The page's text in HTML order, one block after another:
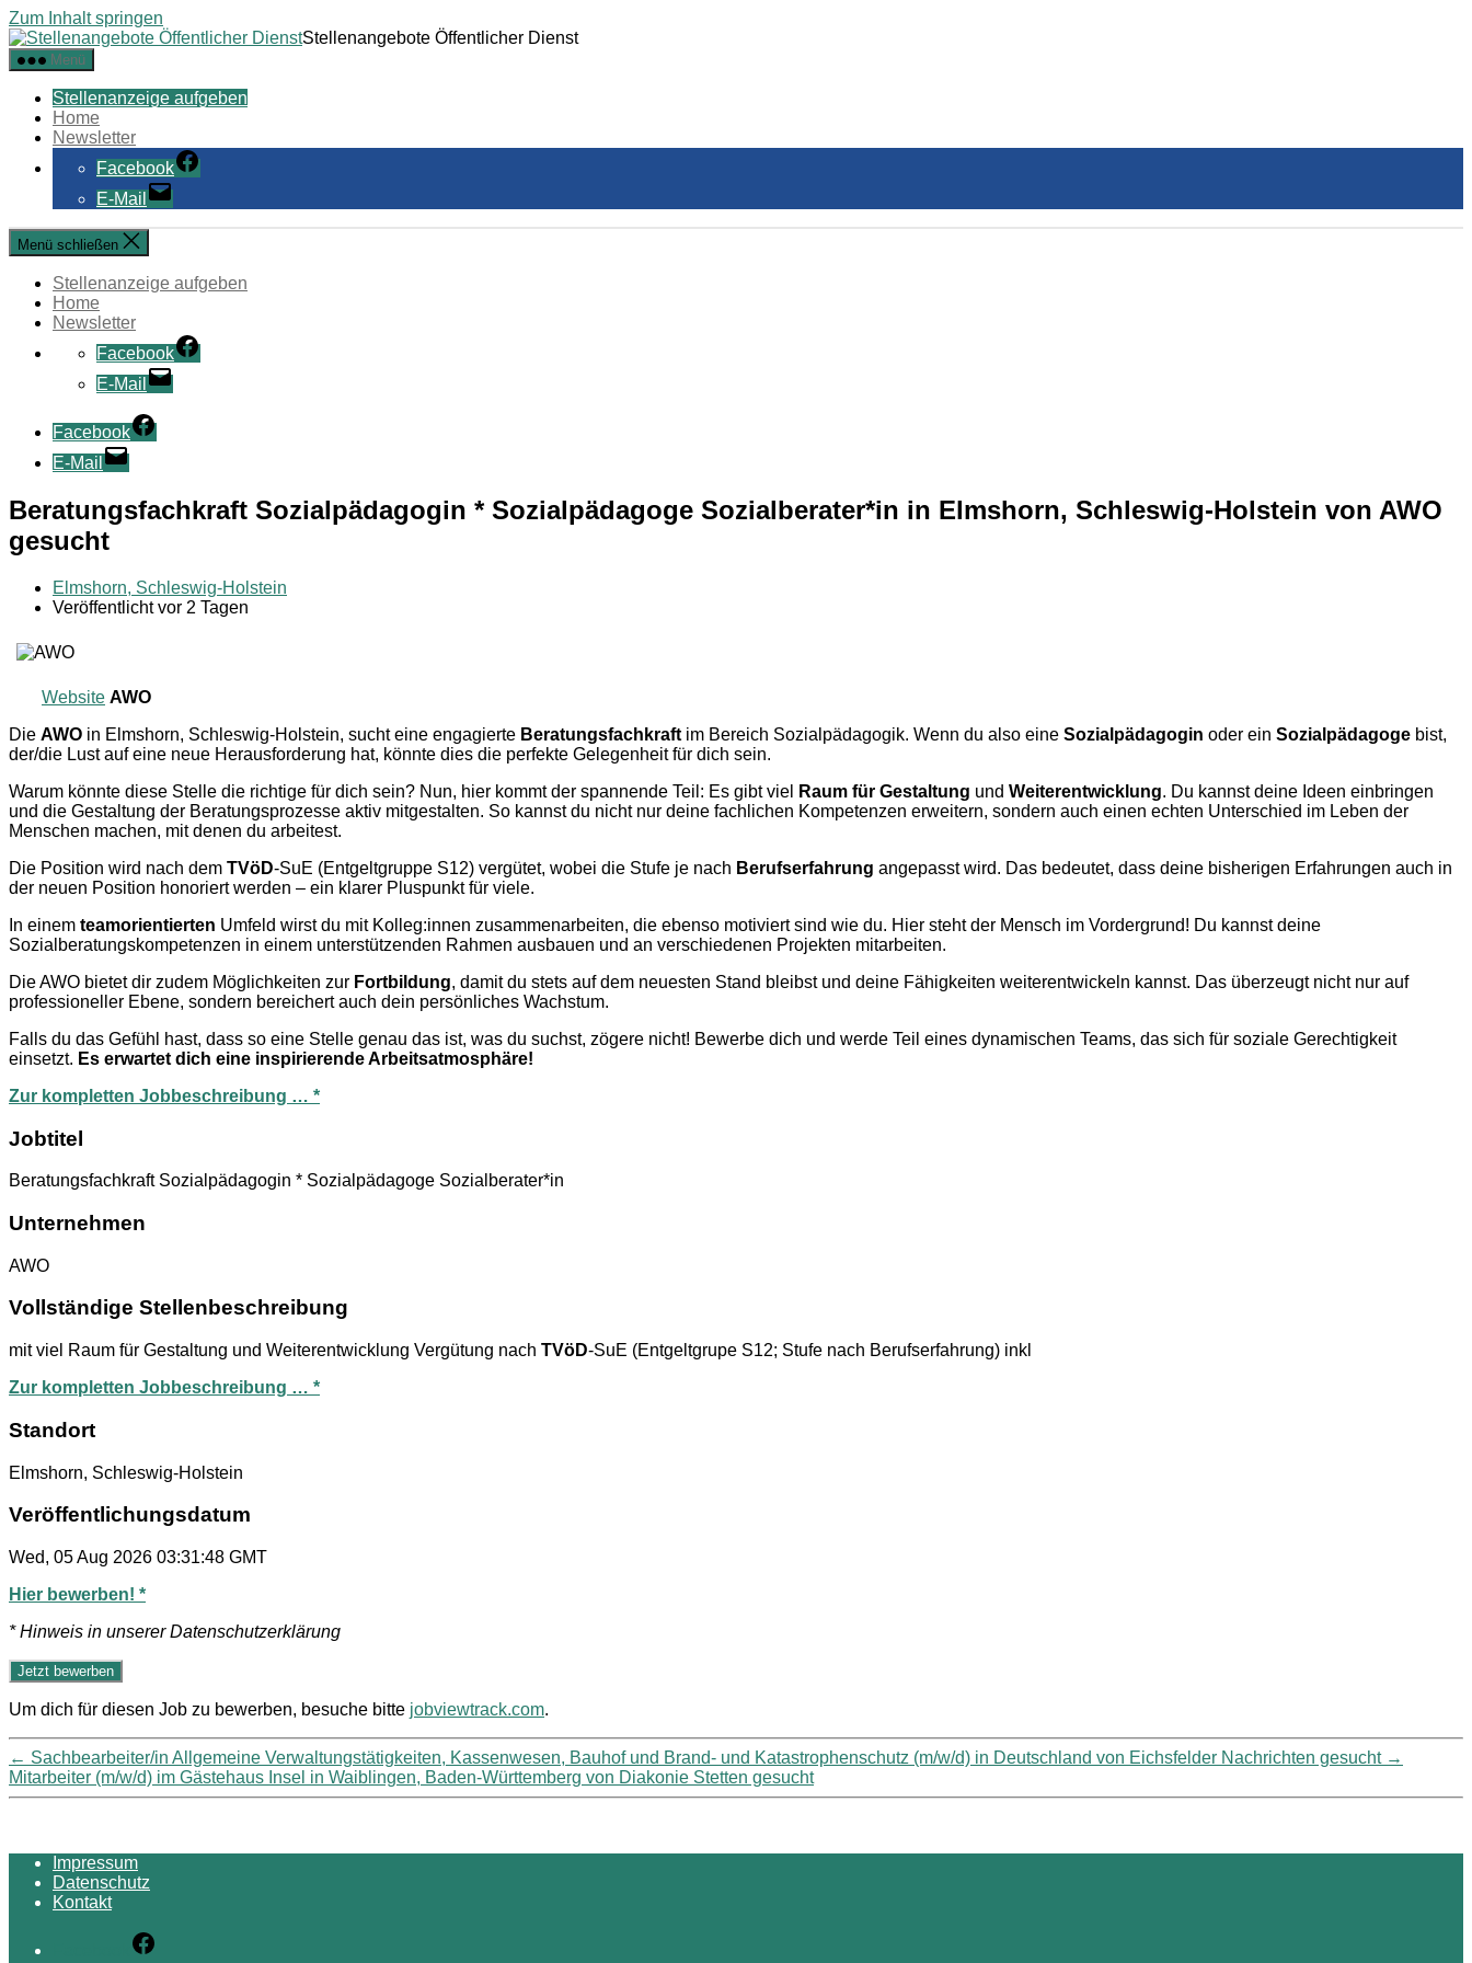
Zum Inhalt springen
Stellenangebote Öffentlicher Dienst
Menü
Stellenanzeige aufgeben
Home
Newsletter
Facebook
E-Mail
Menü schließen
Stellenanzeige aufgeben
Home
Newsletter
Facebook
E-Mail
Facebook
E-Mail
Beratungsfachkraft Sozialpädagogin * Sozialpädagoge Sozialberater*in in Elmshorn, Schleswig-Holstein von AWO
gesucht
Elmshorn, Schleswig-Holstein
Veröffentlicht vor 2 Tagen
Website AWO
Die AWO in Elmshorn, Schleswig-Holstein, sucht eine engagierte Beratungsfachkraft im Bereich Sozialpädagogik. Wenn du also eine Sozialpädagogin oder ein Sozialpädagoge bist,
der/die Lust auf eine neue Herausforderung hat, könnte dies die perfekte Gelegenheit für dich sein.
Warum könnte diese Stelle die richtige für dich sein? Nun, hier kommt der spannende Teil: Es gibt viel
Raum für Gestaltung und Weiterentwicklung. Du kannst deine Ideen einbringen
und die Gestaltung der Beratungsprozesse aktiv mitgestalten. So kannst du nicht nur deine fachlichen Kompetenzen erweitern, sondern auch einen echten Unterschied im Leben der
Menschen machen, mit denen du arbeitest.
Die Position wird nach dem TVöD-SuE (Entgeltgruppe S12) vergütet, wobei die Stufe je nach Berufserfahrung angepasst wird. Das bedeutet, dass deine bisherigen Erfahrungen auch in
der neuen Position honoriert werden – ein klarer Pluspunkt für viele.
In einem teamorientierten Umfeld wirst du mit Kolleg:innen zusammenarbeiten, die ebenso motiviert sind wie du. Hier steht der Mensch im Vordergrund! Du kannst deine
Sozialberatungskompetenzen in einem unterstützenden Rahmen ausbauen und an verschiedenen Projekten mitarbeiten.
Die AWO bietet dir zudem Möglichkeiten zur Fortbildung, damit du stets auf dem neuesten Stand bleibst und deine Fähigkeiten weiterentwickeln kannst. Das überzeugt nicht nur auf
professioneller Ebene, sondern bereichert auch dein persönliches Wachstum.
Falls du das Gefühl hast, dass so eine Stelle genau das ist, was du suchst, zögere nicht! Bewerbe dich und werde Teil eines dynamischen Teams, das sich für soziale Gerechtigkeit
einsetzt. Es erwartet dich eine inspirierende Arbeitsatmosphäre!
Zur kompletten Jobbeschreibung … *
Jobtitel
Beratungsfachkraft Sozialpädagogin * Sozialpädagoge Sozialberater*in
Unternehmen
AWO
Vollständige Stellenbeschreibung
mit viel Raum für Gestaltung und Weiterentwicklung Vergütung nach TVöD-SuE (Entgeltgrupe S12; Stufe nach Berufserfahrung) inkl
Zur kompletten Jobbeschreibung … *
Standort
Elmshorn, Schleswig-Holstein
Veröffentlichungsdatum
Wed, 05 Aug 2026 03:31:48 GMT
Hier bewerben! *
* Hinweis in unserer Datenschutzerklärung
Um dich für diesen Job zu bewerben, besuche bitte jobviewtrack.com.
← Sachbearbeiter/in Allgemeine Verwaltungstätigkeiten, Kassenwesen, Bauhof und Brand- und Katastrophenschutz (m/w/d) in Deutschland von Eichsfelder Nachrichten gesucht →
Mitarbeiter (m/w/d) im Gästehaus Insel in Waiblingen, Baden-Württemberg von Diakonie Stetten gesucht
Impressum
Datenschutz
Kontakt